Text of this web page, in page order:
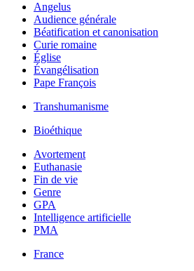
Angelus
Audience générale
Béatification et canonisation
Curie romaine
Église
Évangélisation
Pape François
Transhumanisme
Bioéthique
Avortement
Euthanasie
Fin de vie
Genre
GPA
Intelligence artificielle
PMA
France